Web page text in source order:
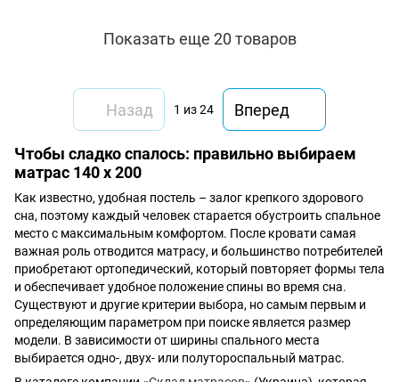
Показать еще 20 товаров
Назад 1 из 24 Вперед
Чтобы сладко спалось: правильно выбираем
матрас 140 х 200
Как известно, удобная постель – залог крепкого здорового
сна, поэтому каждый человек старается обустроить спальное
место с максимальным комфортом. После кровати самая
важная роль отводится матрасу, и большинство потребителей
приобретают ортопедический, который повторяет формы тела
и обеспечивает удобное положение спины во время сна.
Существуют и другие критерии выбора, но самым первым и
определяющим параметром при поиске является размер
модели. В зависимости от ширины спального места
выбирается одно-, двух- или полутороспальный матрас.